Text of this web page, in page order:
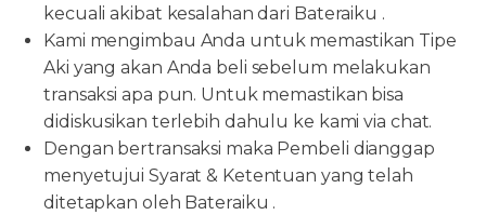
kecuali akibat kesalahan dari Bateraiku .
Kami mengimbau Anda untuk memastikan Tipe
Aki yang akan Anda beli sebelum melakukan
transaksi apa pun. Untuk memastikan bisa
didiskusikan terlebih dahulu ke kami via chat.
Dengan bertransaksi maka Pembeli dianggap
menyetujui Syarat & Ketentuan yang telah
ditetapkan oleh Bateraiku .